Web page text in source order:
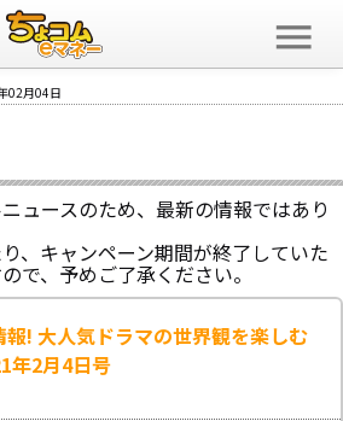
menu
02月04日
ュースのため、最新の情報ではあり
、キャンペーン期間が終了していた
で、予めご了承ください。
! 大人気ドラマの世界観を楽しむ
年2月4日号